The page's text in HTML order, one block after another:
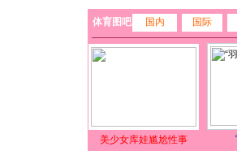
体育图吧 国内 国际
美少女库娃尴尬性事